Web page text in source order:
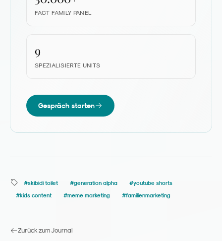
FACT FAMILY PANEL
9
SPEZIALISIERTE UNITS
Gespräch starten
#skibidi toilet #generation alpha #youtube shorts
#kids content #meme marketing #familienmarketing
Zurück zum Journal